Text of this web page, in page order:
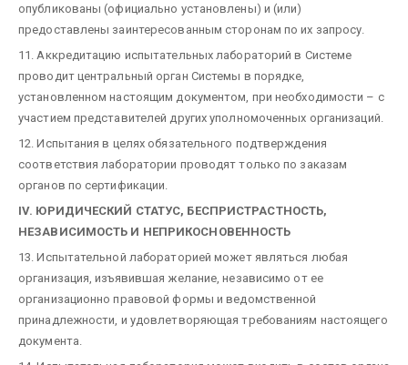
опубликованы (официально установлены) и (или)
предоставлены заинтересованным сторонам по их запросу.
11. Аккредитацию испытательных лабораторий в Системе
проводит центральный орган Системы в порядке,
установленном настоящим документом, при необходимости – с
участием представителей других уполномоченных организаций.
12. Испытания в целях обязательного подтверждения
соответствия лаборатории проводят только по заказам
органов по сертификации.
IV. ЮРИДИЧЕСКИЙ СТАТУС, БЕСПРИСТРАСТНОСТЬ,
НЕЗАВИСИМОСТЬ И НЕПРИКОСНОВЕННОСТЬ
13. Испытательной лабораторией может являться любая
организация, изъявившая желание, независимо от ее
организационно правовой формы и ведомственной
принадлежности, и удовлетворяющая требованиям настоящего
документа.